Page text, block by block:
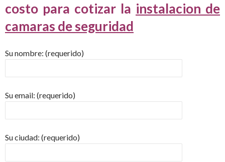
costo para cotizar la instalacion de
camaras de seguridad
Su nombre: (requerido)
Su email: (requerido)
Su ciudad: (requerido)